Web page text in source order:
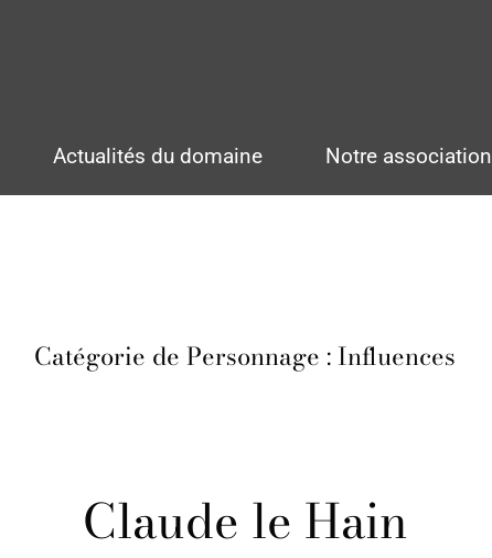
Actualités du domaine Notre association
Catégorie de Personnage :Influences
Claude le Hain